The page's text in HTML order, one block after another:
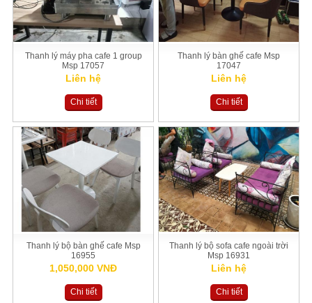
Thanh lý máy pha cafe 1 group
Msp 17057
Liên hệ
Chi tiết
Thanh lý bàn ghế cafe Msp
17047
Liên hệ
Chi tiết
Thanh lý bộ bàn ghế cafe Msp
16955
1,050,000 VNĐ
Chi tiết
Thanh lý bộ sofa cafe ngoài trời
Msp 16931
Liên hệ
Chi tiết